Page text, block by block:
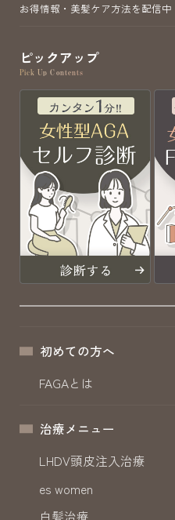
お得情報・美髪ケア方法を配信中
ピックアップ
Pick Up Contents
初めての方へ
FAGAとは
治療メニュー
LHDV頭皮注入治療
es women